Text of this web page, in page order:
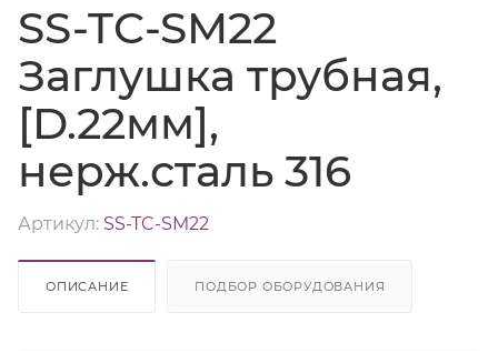
SS-TC-SM22
Заглушка трубная,
[D.22мм],
нерж.сталь 316
Артикул: SS-TC-SM22
ОПИСАНИЕ ПОДБОР ОБОРУДОВАНИЯ